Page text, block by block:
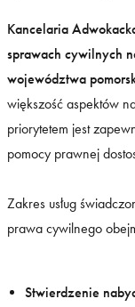
Kancelaria
sprawach cywilnych
województwa
większość aspektów
priorytetem jest
pomocy prawnej
Zakres usług
prawa cywilnego
Stwierdzenie